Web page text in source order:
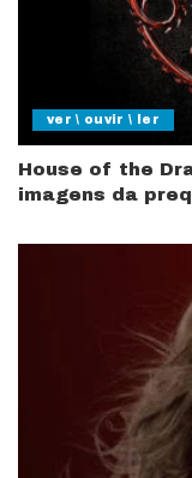
ver \ ouvir \ ler
House of the
imagens da